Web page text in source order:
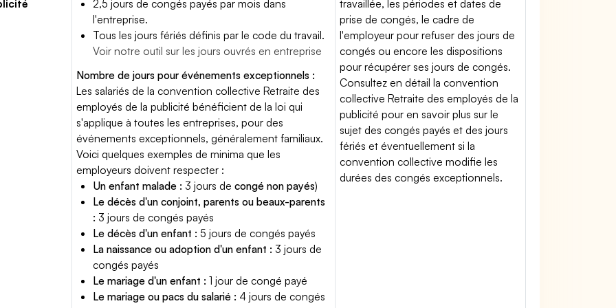
2,5 jours de congés payés par mois dans
l'entreprise.
Tous les jours fériés définis par le code du travail.
Voir notre outil sur les jours ouvrés en entreprise
Nombre de jours pour événements exceptionnels :
Les salariés de la convention collective Retraite des
employés de la publicité bénéficient de la loi qui
s'applique à toutes les entreprises, pour des
événements exceptionnels, généralement familiaux.
Voici quelques exemples de minima que les
employeurs doivent respecter :
Un enfant malade : 3 jours decongé non payés)
Le décès d'un conjoint, parents ou beaux-parents
: 3 jours de congés payés
Le décès d'un enfant : 5 jours de congés payés
La naissance ou adoption d'un enfant : 3 jours de
congés payés
Le mariage d'un enfant : 1 jour de congé payé
Le mariage ou pacs du salarié : 4 jours de congés
travaillée, les périodes et dates de
prise de congés, le cadre de
l'employeur pour refuser des jours de
congés ou encore les dispositions
pour récupérer ses jours de congés.
Consultez en détail la convention
collective Retraite des employés de la
publicité pour en savoir plus sur le
sujet des congés payés et des jours
fériés et éventuellement si la
convention collective modifie les
durées des congés exceptionnels.